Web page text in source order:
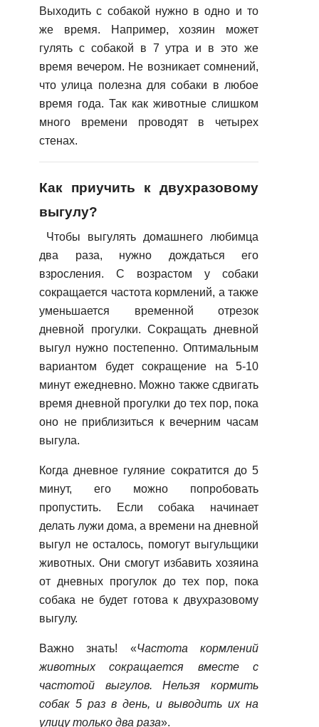
Выходить с собакой нужно в одно и то
же время. Например, хозяин может
гулять с собакой в 7 утра и в это же
время вечером. Не возникает сомнений,
что улица полезна для собаки в любое
время года. Так как животные слишком
много времени проводят в четырех
стенах.
Как приучить к двухразовому
выгулу?
Чтобы выгулять домашнего любимца
два раза, нужно дождаться его
взросления. С возрастом у собаки
сокращается частота кормлений, а также
уменьшается временной отрезок
дневной прогулки. Сокращать дневной
выгул нужно постепенно. Оптимальным
вариантом будет сокращение на 5-10
минут ежедневно. Можно также сдвигать
время дневной прогулки до тех пор, пока
оно не приблизиться к вечерним часам
выгула.
Когда дневное гуляние сократится до 5
минут, его можно попробовать
пропустить. Если собака начинает
делать лужи дома, а времени на дневной
выгул не осталось, помогут выгульщики
животных. Они смогут избавить хозяина
от дневных прогулок до тех пор, пока
собака не будет готова к двухразовому
выгулу.
Важно знать! «Частота кормлений
животных сокращается вместе с
частотой выгулов. Нельзя кормить
собак 5 раз в день, и выводить их на
улицу только два раза».